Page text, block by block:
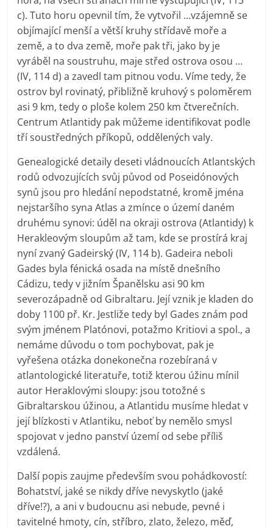
c). Tuto horu opevnil tím, že vytvořil …vzájemně se
objímající menší a větší kruhy střídavě moře a
země, a to dva země, moře pak tři, jako by je
vyráběl na soustruhu, maje střed ostrova osou …
(IV, 114 d) a zavedl tam pitnou vodu. Víme tedy, že
ostrov byl rovinatý, přibližně kruhový s poloměrem
asi 9 km, tedy o ploše kolem 250 km čtverečních.
Centrum Atlantidy pak můžeme identifikovat podle
tří soustředných příkopů, oddělených valy.
Genealogické detaily deseti vládnoucích Atlantských
rodů odvozujících svůj původ od Poseidónových
synů jsou pro hledání nepodstatné, kromě jména
nejstaršího syna Atlas a zmínce o území daném
druhému synovi: úděl na okraji ostrova (Atlantidy) k
Herakleovým sloupům až tam, kde se prostírá kraj
nyní zvaný Gadeirský (IV, 114 b). Gadeira neboli
Gades byla fénická osada na místě dnešního
Cádizu, tedy v jižním Španělsku asi 90 km
severozápadně od Gibraltaru. Její vznik je kladen do
doby 1100 př. Kr. Jestliže tedy byl Gades znám pod
svým jménem Platónovi, potažmo Kritiovi a spol., a
nemáme důvodu o tom pochybovat, pak je
vyřešena otázka donekonečna rozebíraná v
atlantologické literatuře, totiž kterou úžinu mínil
autor Heraklovými sloupy: jsou totožné s
Gibraltarskou úžinou, a Atlantidu musíme hledat v
její blízkosti v Atlantiku, neboť by nemělo smysl
spojovat v jedno panství území od sebe příliš
vzdálená.
Další popis zaujme především svou pohádkovostí:
Bohatství, jaké se nikdy dříve nevyskytlo (jaké
dříve!?), a ani v budoucnu asi nebude, pevné i
tavitelné hmoty, cín, stříbro, zlato, železo, měď,